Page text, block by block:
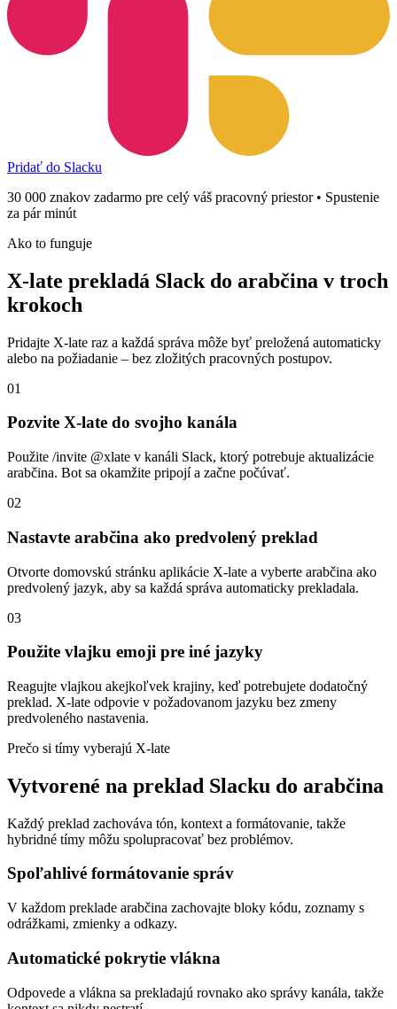
Pridať do Slacku
30 000 znakov zadarmo pre celý váš pracovný priestor • Spustenie
za pár minút
Ako to funguje
X-late prekladá Slack do arabčina v troch
krokoch
Pridajte X-late raz a každá správa môže byť preložená automaticky
alebo na požiadanie – bez zložitých pracovných postupov.
01
Pozvite X-late do svojho kanála
Použite /invite @xlate v kanáli Slack, ktorý potrebuje aktualizácie
arabčina. Bot sa okamžite pripojí a začne počúvať.
02
Nastavte arabčina ako predvolený preklad
Otvorte domovskú stránku aplikácie X-late a vyberte arabčina ako
predvolený jazyk, aby sa každá správa automaticky prekladala.
03
Použite vlajku emoji pre iné jazyky
Reagujte vlajkou akejkoľvek krajiny, keď potrebujete dodatočný
preklad. X-late odpovie v požadovanom jazyku bez zmeny
predvoleného nastavenia.
Prečo si tímy vyberajú X-late
Vytvorené na preklad Slacku do arabčina
Každý preklad zachováva tón, kontext a formátovanie, takže
hybridné tímy môžu spolupracovať bez problémov.
Spoľahlivé formátovanie správ
V každom preklade arabčina zachovajte bloky kódu, zoznamy s
odrážkami, zmienky a odkazy.
Automatické pokrytie vlákna
Odpovede a vlákna sa prekladajú rovnako ako správy kanála, takže